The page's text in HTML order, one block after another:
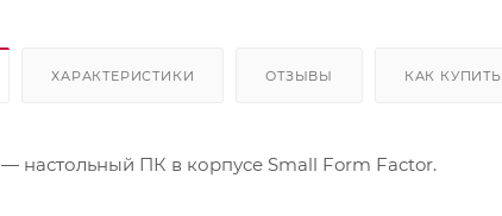
ХАРАКТЕРИСТИКИ ОТЗЫВЫ КАК КУПИТЬ
— настольный ПК в корпусе Small Form Factor.